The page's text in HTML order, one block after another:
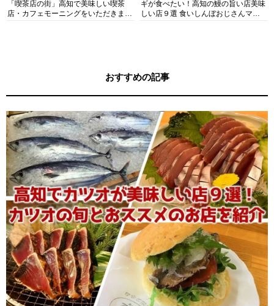
「喫茶店の街」高知で美味しい喫茶
店・カフェモーニングをいただきま
ギが食べたい！高知の鰻の旨い店美味
しい店９選 食いしんぼおじさんマッ
おすすめの記事